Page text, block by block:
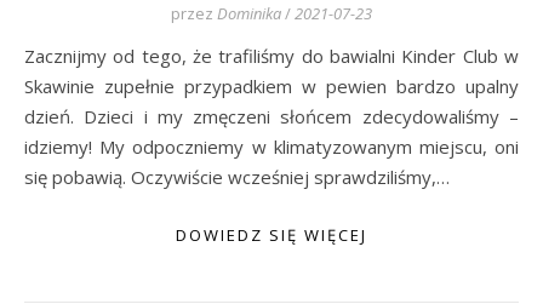
przez Dominika/2021-07-23
Zacznijmy od tego, że trafiliśmy do bawialni Kinder Club w
Skawinie zupełnie przypadkiem w pewien bardzo upalny
dzień. Dzieci i my zmęczeni słońcem zdecydowaliśmy –
idziemy! My odpoczniemy w klimatyzowanym miejscu, oni
się pobawią. Oczywiście wcześniej sprawdziliśmy,…
DOWIEDZ SIĘ WIĘCEJ